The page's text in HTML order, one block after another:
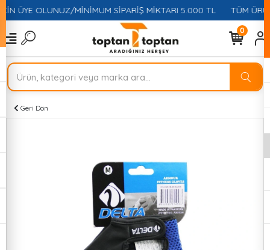
ÜYE OLUNUZ/MİNİMUM SİPARİŞ MİKTARI 5.000 TL TÜM
0
Geri Dön